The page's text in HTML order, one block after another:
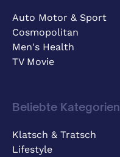
Auto Motor & Sport
Cosmopolitan
Men's Health
TV Movie
Beliebte Kategorien
Klatsch & Tratsch
Lifestyle